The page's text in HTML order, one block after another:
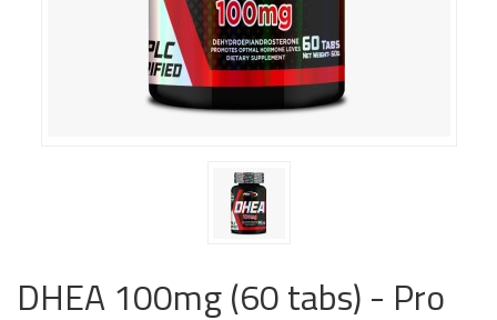
DHEA 100mg (60 tabs) - Pro